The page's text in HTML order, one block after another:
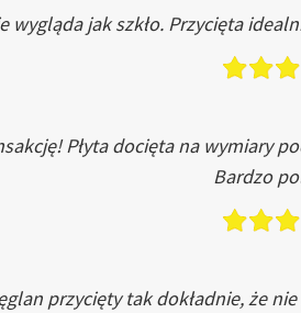
wygląda jak szkło. Przycięta
Płyta docięta na wymiary
Bardzo
przycięty tak dokładnie, że